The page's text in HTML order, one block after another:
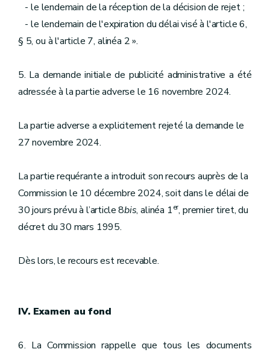
- le lendemain de la réception de la décision de rejet ;
- le lendemain de l'expiration du délai visé à l'article 6,
§ 5, ou à l'article 7, alinéa 2 ».
5. La demande initiale de publicité administrative a été
adressée à la partie adverse le 16 novembre 2024.
La partie adverse a explicitement rejeté la demande le
27 novembre 2024.
La partie requérante a introduit son recours auprès de la
Commission le 10 décembre 2024, soit dans le délai de
30 jours prévu à l’article 8bis, alinéa 1er, premier tiret, du
décret du 30 mars 1995.
Dès lors, le recours est recevable.
IV. Examen au fond
6. La Commission rappelle que tous les documents